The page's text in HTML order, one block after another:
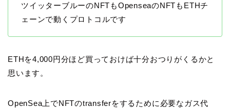
ツイッターブルーのNFTもOpenseaのNFTもETHチ
ェーンで動くプロトコルです
ETHを4,000円分ほど買っておけば十分おつりがくるかと
思います。
OpenSea上でNFTのtransferをするために必要なガス代